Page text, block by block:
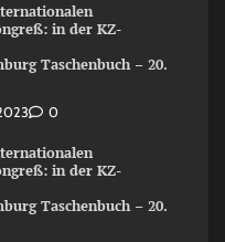
in der KZ-
Taschenbuch – 20.
0
in der KZ-
Taschenbuch – 20.